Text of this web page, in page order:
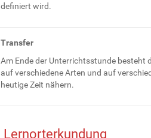
definiert wird.
Transfer
Am Ende der Unterrichtsstunde besteht
auf verschiedene Arten und auf
heutige Zeit nähern.
Lernorterkundung